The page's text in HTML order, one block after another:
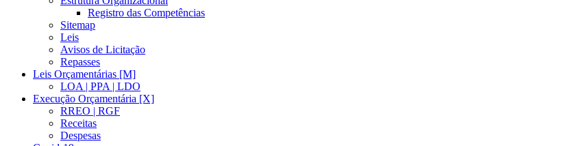
Registro das Competências
Sitemap
Leis
Avisos de Licitação
Repasses
Leis Orçamentárias [M]
LOA | PPA | LDO
Execução Orçamentária [X]
RREO | RGF
Receitas
Despesas